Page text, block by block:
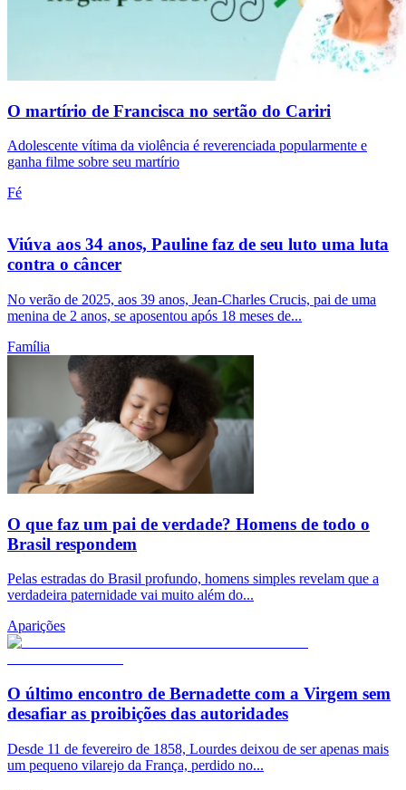
O martírio de Francisca no sertão do Cariri
Adolescente vítima da violência é reverenciada popularmente e
ganha filme sobre seu martírio
Fé
Viúva aos 34 anos, Pauline faz de seu luto uma luta
contra o câncer
No verão de 2025, aos 39 anos, Jean-Charles Crucis, pai de uma
menina de 2 anos, se aposentou após 18 meses de...
Família
O que faz um pai de verdade? Homens de todo o
Brasil respondem
Pelas estradas do Brasil profundo, homens simples revelam que a
verdadeira paternidade vai muito além do...
Aparições
O último encontro de Bernadette com a Virgem sem
desafiar as proibições das autoridades
Desde 11 de fevereiro de 1858, Lourdes deixou de ser apenas mais
um pequeno vilarejo da França, perdido no...